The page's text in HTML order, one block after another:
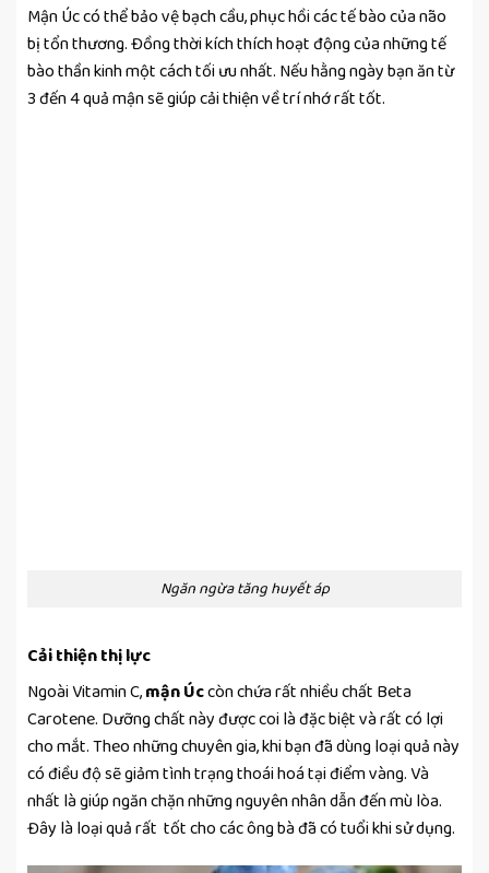
Mận Úc có thể bảo vệ bạch cầu, phục hồi các tế bào của não
bị tổn thương. Đồng thời kích thích hoạt động của những tế
bào thần kinh một cách tối ưu nhất. Nếu hằng ngày bạn ăn từ
3 đến 4 quả mận sẽ giúp cải thiện về trí nhớ rất tốt.
Ngăn ngừa tăng huyết áp
Cải thiện thị lực
Ngoài Vitamin C,mận Úccòn chứa rất nhiều chất Beta
Carotene. Dưỡng chất này được coi là đặc biệt và rất có lợi
cho mắt. Theo những chuyên gia, khi bạn đã dùng loại quả này
có điều độ sẽ giảm tình trạng thoái hoá tại điểm vàng. Và
nhất là giúp ngăn chặn những nguyên nhân dẫn đến mù lòa.
Đây là loại quả rất tốt cho các ông bà đã có tuổi khi sử dụng.